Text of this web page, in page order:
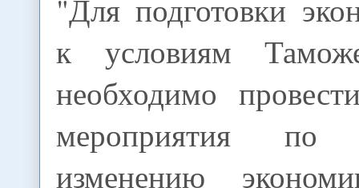
"Для подготовки
к условиям
необходимо
мероприятия по
изменению